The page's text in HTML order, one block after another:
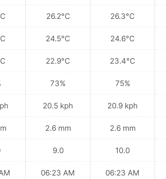
26.2°C
24.5°C
22.9°C
73%
20.5 kph
2.6 mm
9.0
06:23 AM
26.3°C
24.6°C
23.4°C
75%
20.9 kph
2.6 mm
10.0
06:23 AM